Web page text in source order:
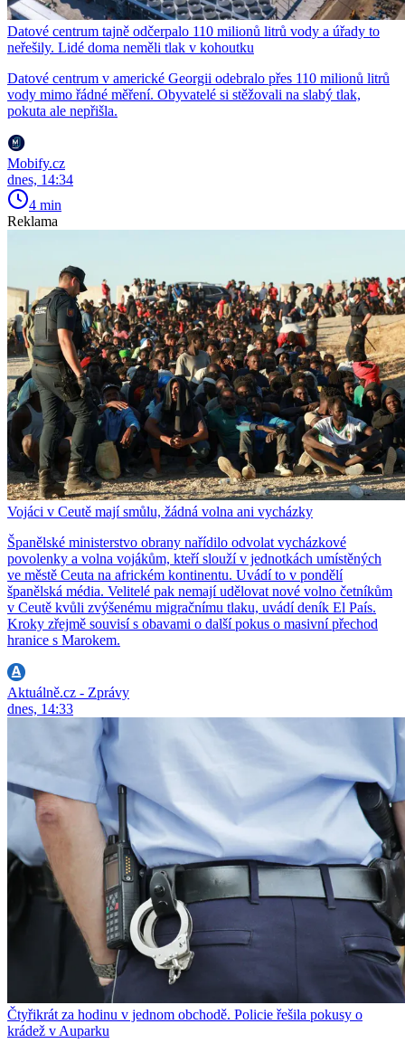
Datové centrum tajně odčerpalo 110 milionů litrů vody a úřady to
neřešily. Lidé doma neměli tlak v kohoutku
Datové centrum v americké Georgii odebralo přes 110 milionů litrů
vody mimo řádné měření. Obyvatelé si stěžovali na slabý tlak,
pokuta ale nepřišla.
Mobify.cz
dnes, 14:34
4 min
Reklama
Vojáci v Ceutě mají smůlu, žádná volna ani vycházky
Španělské ministerstvo obrany nařídilo odvolat vycházkové
povolenky a volna vojákům, kteří slouží v jednotkách umístěných
ve městě Ceuta na africkém kontinentu. Uvádí to v pondělí
španělská média. Velitelé pak nemají udělovat nové volno četníkům
v Ceutě kvůli zvýšenému migračnímu tlaku, uvádí deník El País.
Kroky zřejmě souvisí s obavami o další pokus o masivní přechod
hranice s Marokem.
Aktuálně.cz - Zprávy
dnes, 14:33
Čtyřikrát za hodinu v jednom obchodě. Policie řešila pokusy o
krádež v Auparku